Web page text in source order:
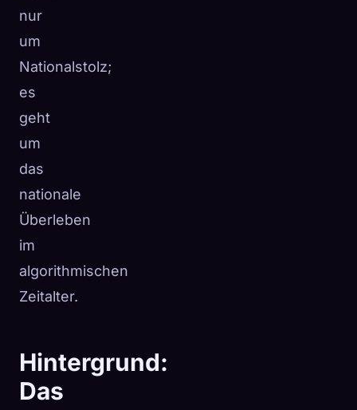
nur
um
Nationalstolz;
es
geht
um
das
nationale
Überleben
im
algorithmischen
Zeitalter.
Hintergrund:
Das